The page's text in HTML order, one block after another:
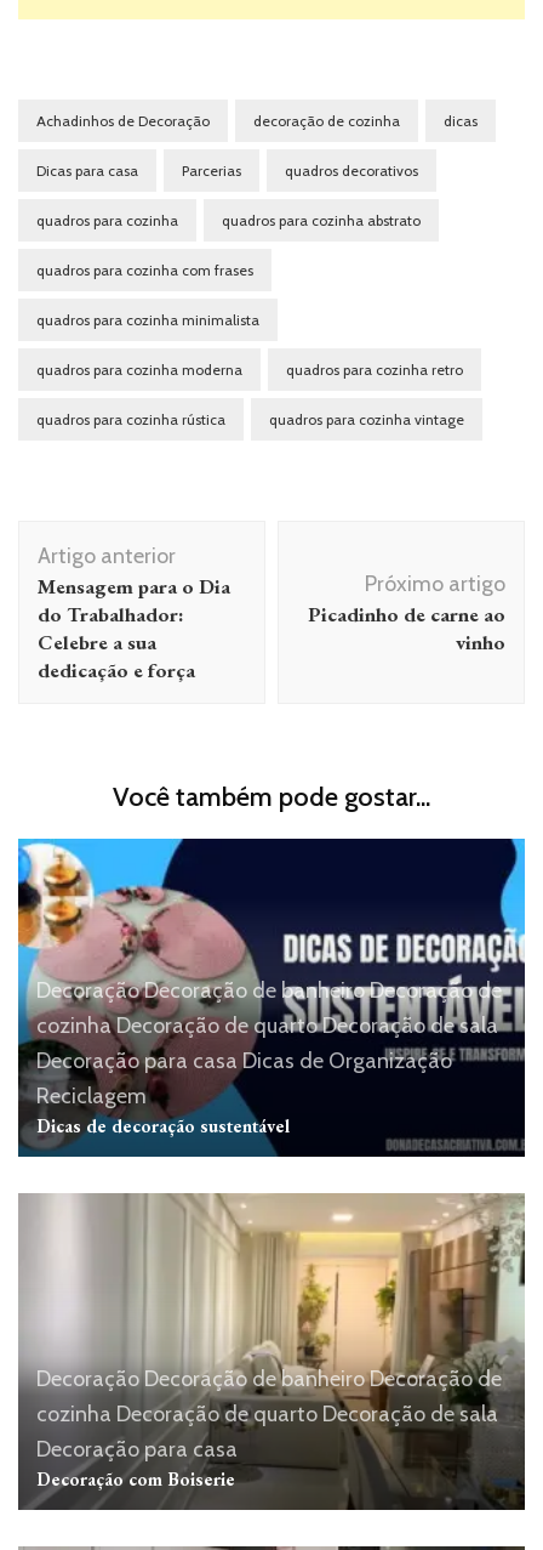
Achadinhos de Decoração decoração de cozinha dicas
Dicas para casa Parcerias quadros decorativos
quadros para cozinha quadros para cozinha abstrato
quadros para cozinha com frases
quadros para cozinha minimalista
quadros para cozinha moderna quadros para cozinha retro
quadros para cozinha rústica quadros para cozinha vintage
Navegação
de
post
Artigo anterior
Mensagem para o Dia
do Trabalhador:
Celebre a sua
dedicação e força
Próximo artigo
Picadinho de carne ao
vinho
Você também pode gostar...
DecoraçãoDecoração de banheiroDecoração de
cozinhaDecoração de quartoDecoração de sala
Decoração para casa Dicas de Organização
Reciclagem
Dicas de decoração sustentável
DecoraçãoDecoração de banheiroDecoração de
cozinha Decoração de quarto Decoração de sala
Decoração para casa
Decoração com Boiserie